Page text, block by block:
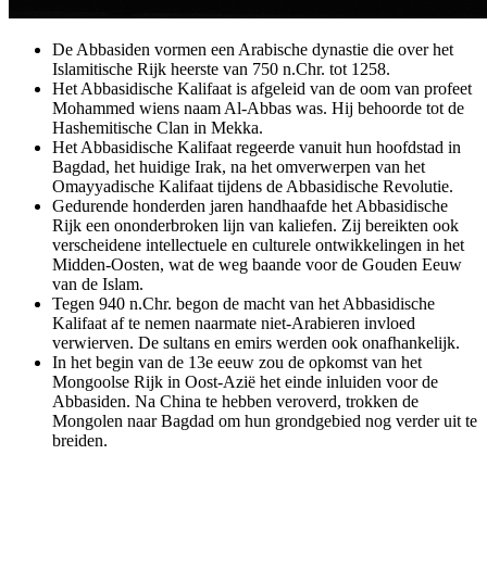
De Abbasiden vormen een Arabische dynastie die over het
Islamitische Rijk heerste van 750 n.Chr. tot 1258.
Het Abbasidische Kalifaat is afgeleid van de oom van profeet
Mohammed wiens naam Al-Abbas was. Hij behoorde tot de
Hashemitische Clan in Mekka.
Het Abbasidische Kalifaat regeerde vanuit hun hoofdstad in
Bagdad, het huidige Irak, na het omverwerpen van het
Omayyadische Kalifaat tijdens de Abbasidische Revolutie.
Gedurende honderden jaren handhaafde het Abbasidische
Rijk een ononderbroken lijn van kaliefen. Zij bereikten ook
verscheidene intellectuele en culturele ontwikkelingen in het
Midden-Oosten, wat de weg baande voor de Gouden Eeuw
van de Islam.
Tegen 940 n.Chr. begon de macht van het Abbasidische
Kalifaat af te nemen naarmate niet-Arabieren invloed
verwierven. De sultans en emirs werden ook onafhankelijk.
In het begin van de 13e eeuw zou de opkomst van het
Mongoolse Rijk in Oost-Azië het einde inluiden voor de
Abbasiden. Na China te hebben veroverd, trokken de
Mongolen naar Bagdad om hun grondgebied nog verder uit te
breiden.